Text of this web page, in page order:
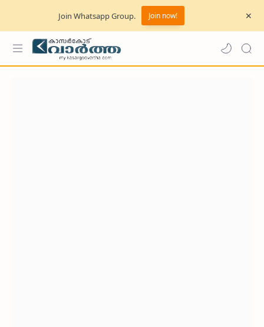
Join Whatsapp Group. Join now!